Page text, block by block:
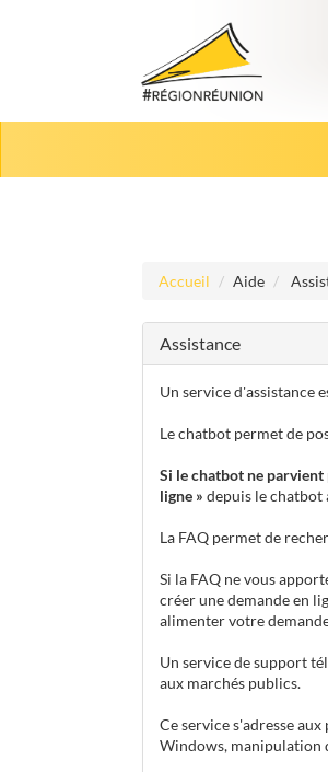
Accueil Aide
Assistance
Un service d'assistance
Le chatbot permet de
Si le chatbot ne
ligne » depuis le chatbot
La FAQ permet de
Si la FAQ ne vous
créer une demande en
alimenter votre
Un service de support
aux marchés publics.
Ce service s'adresse
Windows, manipulation